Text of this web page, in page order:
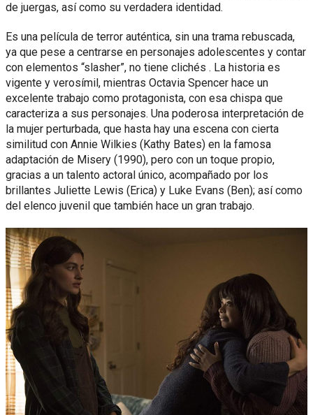
de juergas, así como su verdadera identidad.
Es una película de terror auténtica, sin una trama rebuscada,
ya que pese a centrarse en personajes adolescentes y contar
con elementos “slasher”, no tiene clichés . La historia es
vigente y verosímil, mientras Octavia Spencer hace un
excelente trabajo como protagonista, con esa chispa que
caracteriza a sus personajes. Una poderosa interpretación de
la mujer perturbada, que hasta hay una escena con cierta
similitud con Annie Wilkies (Kathy Bates) en la famosa
adaptación de Misery (1990), pero con un toque propio,
gracias a un talento actoral único, acompañado por los
brillantes Juliette Lewis (Erica) y Luke Evans (Ben); así como
del elenco juvenil que también hace un gran trabajo.